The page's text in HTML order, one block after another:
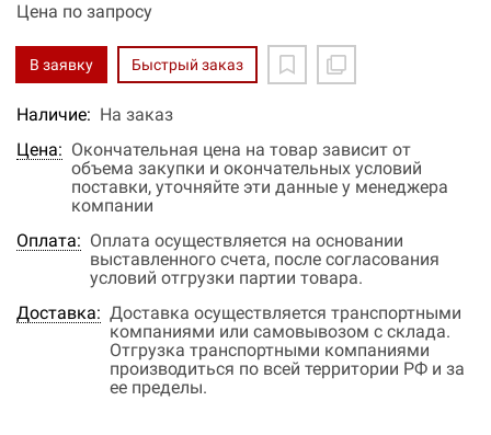
Цена по запросу
В заявку Быстрый заказ
Наличие: На заказ
Цена: Окончательная цена на товар зависит от
объема закупки и окончательных условий
поставки, уточняйте эти данные у менеджера
компании
Оплата: Оплата осуществляется на основании
выставленного счета, после согласования
условий отгрузки партии товара.
Доставка: Доставка осуществляется транспортными
компаниями или самовывозом с склада.
Отгрузка транспортными компаниями
производиться по всей территории РФ и за
ее пределы.